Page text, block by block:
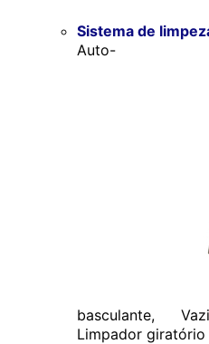
Sistema de
Auto-
basculante,
Limpador giratório